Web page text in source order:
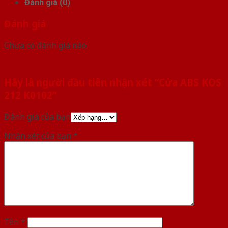
Đánh giá (0)
Đánh giá
Chưa có đánh giá nào.
Hãy là người đầu tiên nhận xét “Cửa ABS KOS
212 K0102”
Đánh giá của bạn
Nhận xét của bạn *
Tên *